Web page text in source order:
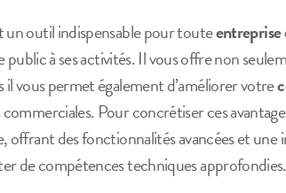
un outil indispensable pour touteentreprise
public à ses activités. Il vous offre non
vous permet également d’améliorer votre
Pour concrétiser ces
offrant des fonctionnalités avancées et
de compétences techniques approfondies.